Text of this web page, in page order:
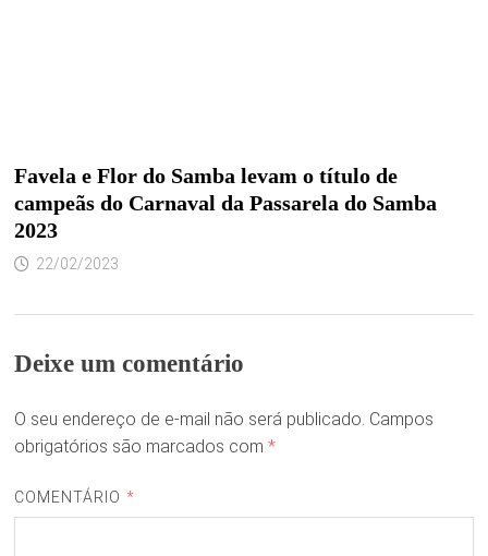
Favela e Flor do Samba levam o título de
campeãs do Carnaval da Passarela do Samba
2023
22/02/2023
Deixe um comentário
O seu endereço de e-mail não será publicado. Campos
obrigatórios são marcados com *
COMENTÁRIO *